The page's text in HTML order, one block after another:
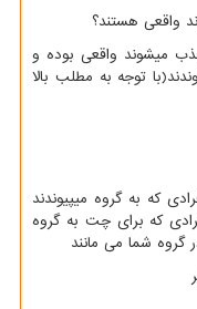
واقعی هستند؟
جذب میشوند واقعی بوده و
توجه به مطلب بالا
که به گروه میپیوندند
که برای چت به گروه
گروه شما می مانند